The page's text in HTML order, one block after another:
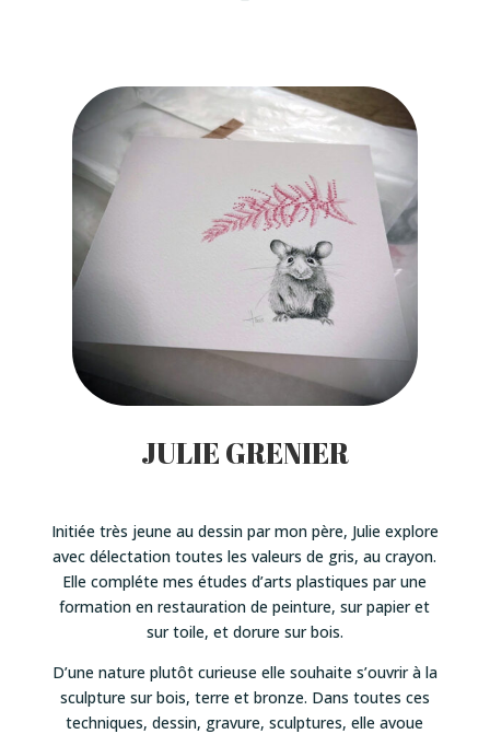
JULIE GRENIER
Initiée très jeune au dessin par mon père, Julie explore
avec délectation toutes les valeurs de gris, au crayon.
Elle compléte mes études d’arts plastiques par une
formation en restauration de peinture, sur papier et
sur toile, et dorure sur bois.
D’une nature plutôt curieuse elle souhaite s’ouvrir à la
sculpture sur bois, terre et bronze. Dans toutes ces
techniques, dessin, gravure, sculptures, elle avoue